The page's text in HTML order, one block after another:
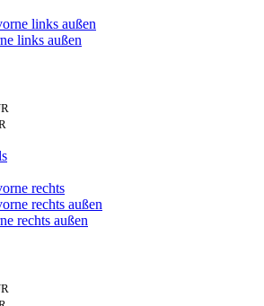
links außen
rechts außen